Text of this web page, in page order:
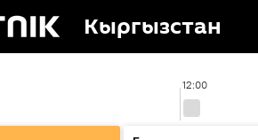
Кыргызстан
12:00